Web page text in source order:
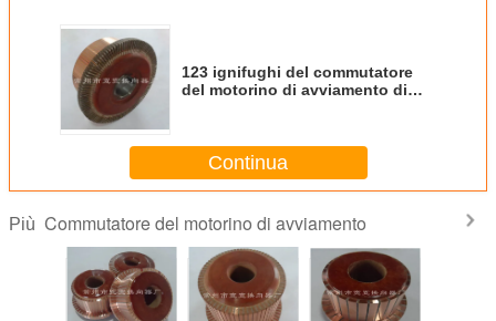
123 ignifughi del commutatore
del motorino di avviamento di
Continua
Più Commutatore del motorino di avviamento